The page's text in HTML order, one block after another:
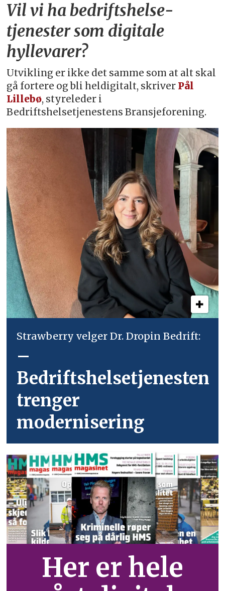
Vil vi ha bedriftshelse­
tjenester som digitale
hyllevarer?
Utvikling er ikke det samme som at alt skal
gå fortere og bli heldigitalt, skriver Pål
Lillebø, styreleder i
Bedriftshelsetjenestens Bransjeforening.
Strawberry velger Dr. Dropin Bedrift:
–
Bedriftshelsetjenesten
trenger
modernisering
Her er hele